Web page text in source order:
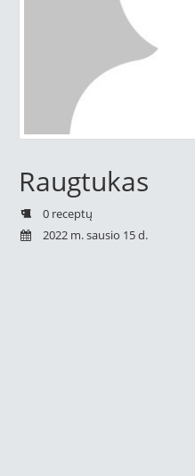
Raugtukas
0 receptų
2022 m. sausio 15 d.